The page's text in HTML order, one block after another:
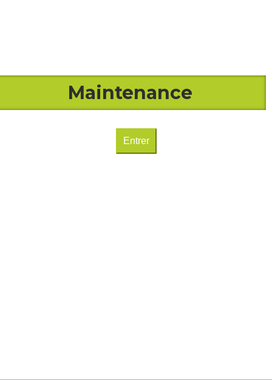
Maintenance